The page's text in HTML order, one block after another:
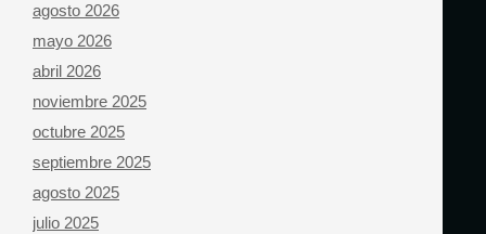
agosto 2026
mayo 2026
abril 2026
noviembre 2025
octubre 2025
septiembre 2025
agosto 2025
julio 2025